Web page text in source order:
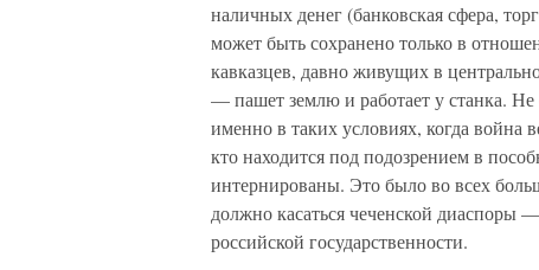
наличных денег (банковская сфера,
может быть сохранено только в
кавказцев, давно живущих в
— пашет землю и работает у станка.
именно в таких условиях, когда война
кто находится под подозрением в
интернированы. Это было во всех
должно касаться чеченской диаспоры
российской государственности.